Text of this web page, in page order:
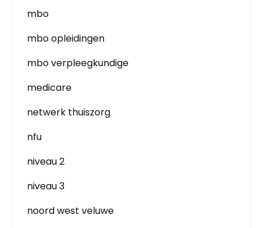
mbo
mbo opleidingen
mbo verpleegkundige
medicare
netwerk thuiszorg
nfu
niveau 2
niveau 3
noord west veluwe